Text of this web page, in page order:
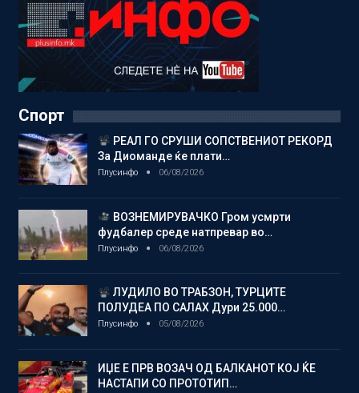
Спорт
РЕАЛ ГО СРУШИ СОПСТВЕНИОТ РЕКОРД
За Диоманде ќе плати…
Плусинфо 06/08/2026
ВОЗНЕМИРУВАЧКО Гром усмрти
фудбалер среде натпревар во…
Плусинфо 06/08/2026
ЛУДИЛО ВО ТРАБЗОН, ТУРЦИТЕ
ПОЛУДЕА ПО САЛАХ Дури 25.000…
Плусинфо 05/08/2026
ИЏЕ Е ПРВ ВОЗАЧ ОД БАЛКАНОТ КОЈ ЌЕ
НАСТАПИ СО ПРОТОТИП…